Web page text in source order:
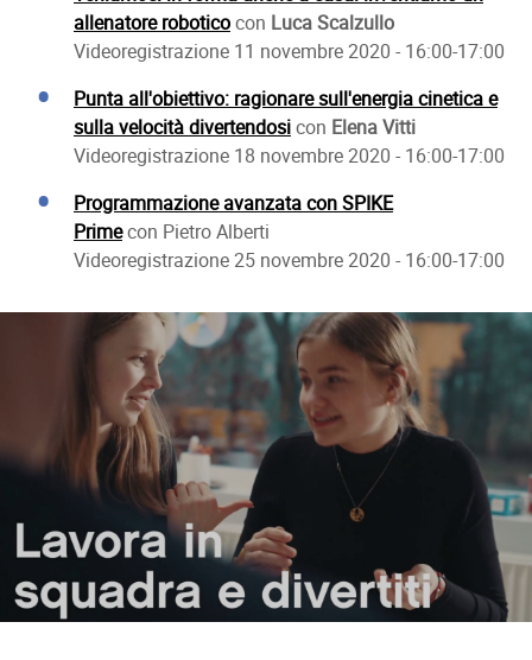
allenatore roboticocon Luca Scalzullo
Videoregistrazione 11 novembre 2020 - 16:00-17:00
Punta all'obiettivo: ragionare sull'energia cinetica e
sulla velocità divertendosicon Elena Vitti
Videoregistrazione 18 novembre 2020 - 16:00-17:00
Programmazione avanzata con SPIKE
Primecon Pietro Alberti
Videoregistrazione 25 novembre 2020 - 16:00-17:00